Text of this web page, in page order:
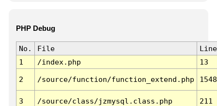
PHP Debug
No. File
Line
1
/index.php 13
2 /source/function/function_extend.php 1548
3 /source/class/jzmysql.class.php 211